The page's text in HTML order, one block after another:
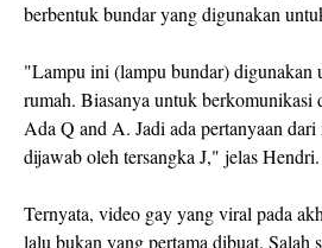
berbentuk bundar yang digunakan
"Lampu ini (lampu bundar) digunakan
rumah. Biasanya untuk berkomunikasi
Ada Q and A. Jadi ada pertanyaan
dijawab oleh tersangka J," jelas Hendri.
Ternyata, video gay yang viral pada
lalu bukan yang pertama dibuat. Salah